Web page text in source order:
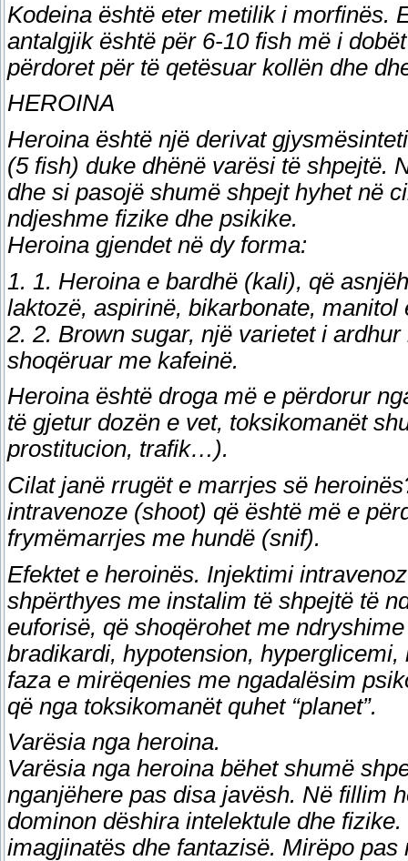
Kodeina është eter metilik i morfinës.
antalgjik është për 6-10 fish më i
përdoret për të qetësuar kollën dhe
HEROINA
Heroina është një derivat
(5 fish) duke dhënë varësi të shpejtë.
dhe si pasojë shumë shpejt hyhet në
ndjeshme fizike dhe psikike.
Heroina gjendet në dy forma:
1. 1. Heroina e bardhë (kali), që
laktozë, aspirinë, bikarbonate, manitol
2. 2. Brown sugar, një varietet i
shoqëruar me kafeinë.
Heroina është droga më e përdorur
të gjetur dozën e vet, toksikomanët
prostitucion, trafik…).
Cilat janë rrugët e marrjes së
intravenoze (shoot) që është më e
frymëmarrjes me hundë (snif).
Efektet e heroinës. Injektimi
shpërthyes me instalim të shpejtë të
euforisë, që shoqërohet me
bradikardi, hypotension,
faza e mirëqenies me ngadalësim
që nga toksikomanët quhet “planet”.
Varësia nga heroina.
Varësia nga heroina bëhet shumë
nganjëhere pas disa javësh. Në fillim
dominon dëshira intelektule dhe
imagjinatës dhe fantazisë. Mirëpo